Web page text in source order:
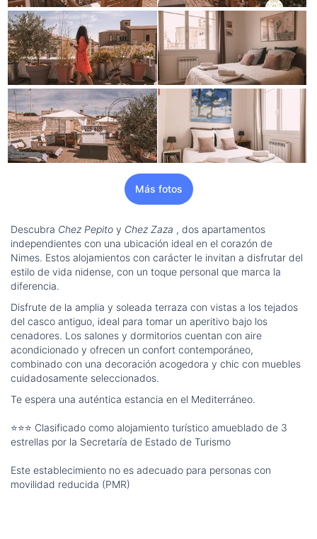
Más fotos
Descubra Chez Pepito y Chez Zaza , dos apartamentos
independientes con una ubicación ideal en el corazón de
Nimes. Estos alojamientos con carácter le invitan a disfrutar del
estilo de vida nidense, con un toque personal que marca la
diferencia.
Disfrute de la amplia y soleada terraza con vistas a los tejados
del casco antiguo, ideal para tomar un aperitivo bajo los
cenadores. Los salones y dormitorios cuentan con aire
acondicionado y ofrecen un confort contemporáneo,
combinado con una decoración acogedora y chic con muebles
cuidadosamente seleccionados.
Te espera una auténtica estancia en el Mediterráneo.
⭐⭐⭐ Clasificado como alojamiento turístico amueblado de 3
estrellas por la Secretaría de Estado de Turismo
Este establecimiento no es adecuado para personas con
movilidad reducida (PMR)